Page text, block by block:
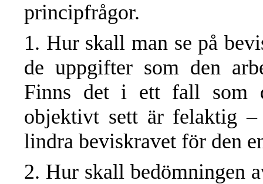
principfrågor.
1. Hur skall man se på
de uppgifter som den
Finns det i ett fall som
objektivt sett är felaktig
lindra beviskravet för den
2. Hur skall bedömningen